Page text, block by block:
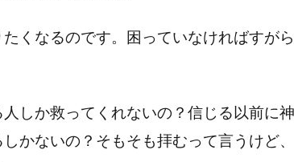
くなるのです。困っていなければすがら
しか救ってくれないの？信じる以前に神
かないの？そもそも拝むって言うけど、